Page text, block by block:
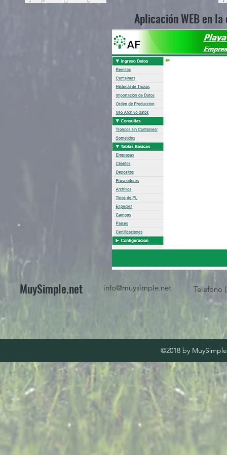
Aplicación WEB en
MuySimple.net info@muysimple.net Telefono
©2018 by